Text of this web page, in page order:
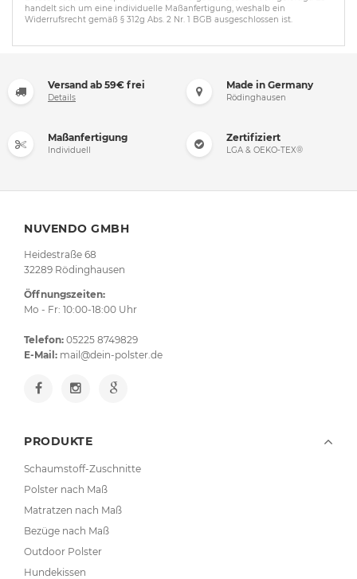
handelt sich um eine individuelle Maßanfertigung, weshalb ein
Widerrufsrecht gemäß § 312g Abs. 2 Nr. 1 BGB ausgeschlossen ist.
Versand ab 59€ frei
Details
Made in Germany
Rödinghausen
Maßanfertigung
Individuell
Zertifiziert
LGA & OEKO-TEX®
NUVENDO GMBH
Heidestraße 68
32289 Rödinghausen
Öffnungszeiten:
Mo - Fr: 10:00-18:00 Uhr
Telefon: 05225 8749829
E-Mail: mail@dein-polster.de
PRODUKTE
Schaumstoff-Zuschnitte
Polster nach Maß
Matratzen nach Maß
Bezüge nach Maß
Outdoor Polster
Hundekissen